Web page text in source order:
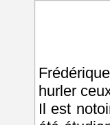
hurler
Il est